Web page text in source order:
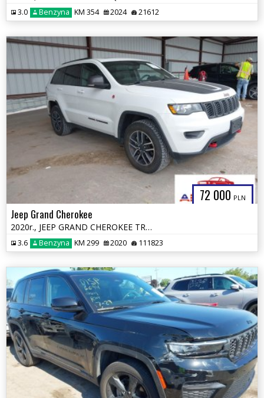
3.0 Benzyna KM 354 2024 21612
72 000 PLN
Jeep Grand Cherokee
2020r., JEEP GRAND CHEROKEE TRAILHAWK 4X4, 3.6L, od ubezpieczalni
3.6 Benzyna KM 299 2020 111823